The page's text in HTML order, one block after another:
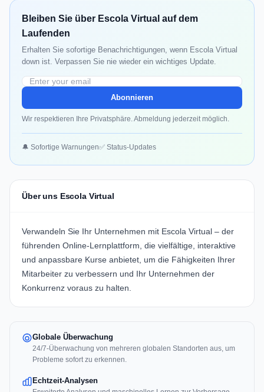
Bleiben Sie über Escola Virtual auf dem
Laufenden
Erhalten Sie sofortige Benachrichtigungen, wenn Escola Virtual
down ist. Verpassen Sie nie wieder ein wichtiges Update.
Abonnieren
Wir respektieren Ihre Privatsphäre. Abmeldung jederzeit möglich.
🔔 Sofortige Warnungen✅ Status-Updates
Über uns Escola Virtual
Verwandeln Sie Ihr Unternehmen mit Escola Virtual – der
führenden Online-Lernplattform, die vielfältige, interaktive
und anpassbare Kurse anbietet, um die Fähigkeiten Ihrer
Mitarbeiter zu verbessern und Ihr Unternehmen der
Konkurrenz voraus zu halten.
Globale Überwachung
24/7-Überwachung von mehreren globalen Standorten aus, um
Probleme sofort zu erkennen.
Echtzeit-Analysen